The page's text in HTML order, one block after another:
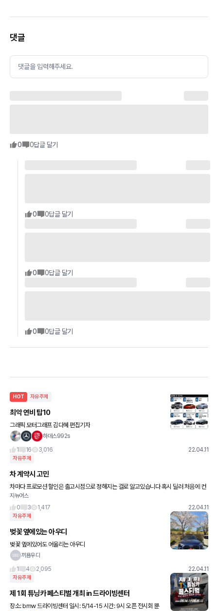
댓글
댓글을 입력해주세요.
0 0답글 달기
0 0답글 달기
0 0답글 달기
0 0답글 달기
HOT 자유주제
최악 연비 탑10
그래픽 모터그래프 김다혜 편집기자
하데스992s
1
16 3,016 22.04.11
자유주제
차 계약시 고민
차마다 프로모션 할인은 출고시점으로 정해지는 걸로 알고있습니다 혹시 딜러 처음에 컨
텍시 프로모션 같은건 미리 어느정도선 합의하고 가계약 거시는게 좋나요? 추가로 딜러
서비스 같은것도 미리 어느
지뉴어스
0
3 1,417 22.04.11
자유주제
벚꽃 옆에있는 아우디
벚꽃 옆에있어도 어울리는 아우디
끼욤우디
1
4 2,095 22.04.11
자유주제
제 1회 튜닝카 페스티벌 개최 in 드라이빙센터
장소: bmw 드라이빙센터 일시: 5/14-15 시간: 9시 오픈 전시회 뿐